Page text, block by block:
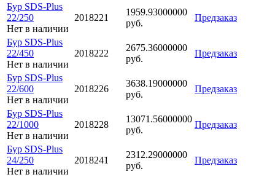
Бур SDS-Plus
22/250
Нет в наличии
2018221
1959.93000000
руб.
Предзаказ
Бур SDS-Plus
22/450
Нет в наличии
2018222
2675.36000000
руб.
Предзаказ
Бур SDS-Plus
22/600
Нет в наличии
2018226
3638.19000000
руб.
Предзаказ
Бур SDS-Plus
22/1000
Нет в наличии
2018228
13071.56000000
руб.
Предзаказ
Бур SDS-Plus
24/250
Нет в наличии
2018241
2312.29000000
руб.
Предзаказ